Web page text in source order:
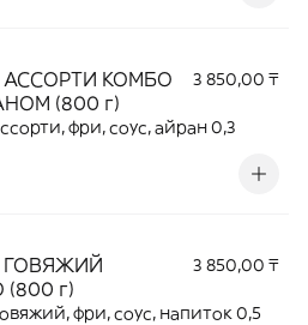
АССОРТИ КОМБО
(800 г)
3 850,00 ₸
фри, соус, айран 0,3
ГОВЯЖИЙ
г)
3 850,00 ₸
фри, соус, напиток 0,5